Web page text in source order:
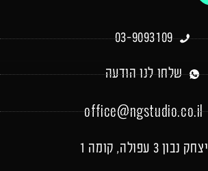
03-9093109
שלחו לנו הודעה
office@ngstudio.co.il
יצחק נבון 3 עפולה, קומה 1